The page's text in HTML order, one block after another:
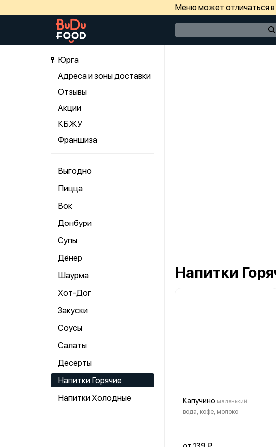
Меню может отличаться
Юрга
Адреса и зоны доставки
Отзывы
Акции
КБЖУ
Франшиза
Выгодно
Пицца
Вок
Донбури
Супы
Дёнер
Шаурма
Хот-Дог
Закуски
Соусы
Салаты
Десерты
Напитки Горячие
Напитки Холодные
Напитки
Капучино маленький
вода, кофе, молоко